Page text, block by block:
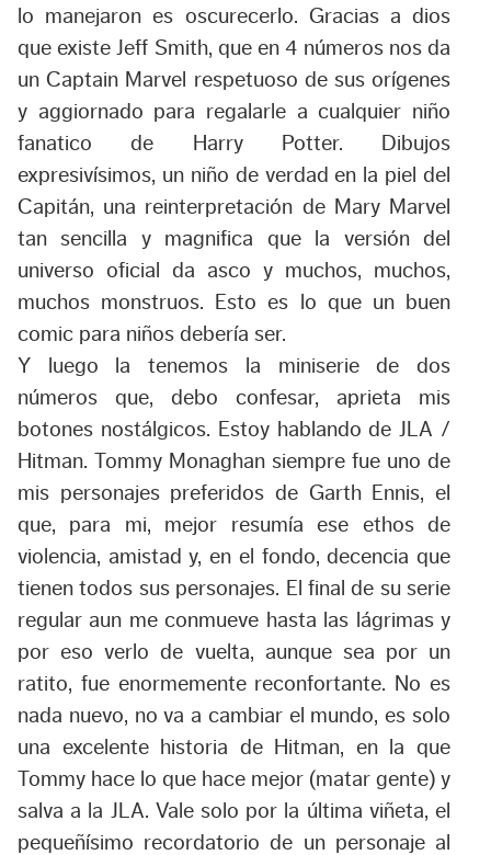
lo manejaron es oscurecerlo. Gracias a dios
que existe Jeff Smith, que en 4 números nos da
un Captain Marvel respetuoso de sus orígenes
y aggiornado para regalarle a cualquier niño
fanatico de Harry Potter. Dibujos
expresivísimos, un niño de verdad en la piel del
Capitán, una reinterpretación de Mary Marvel
tan sencilla y magnifica que la versión del
universo oficial da asco y muchos, muchos,
muchos monstruos. Esto es lo que un buen
comic para niños debería ser.
Y luego la tenemos la miniserie de dos
números que, debo confesar, aprieta mis
botones nostálgicos. Estoy hablando de JLA /
Hitman. Tommy Monaghan siempre fue uno de
mis personajes preferidos de Garth Ennis, el
que, para mi, mejor resumía ese ethos de
violencia, amistad y, en el fondo, decencia que
tienen todos sus personajes. El final de su serie
regular aun me conmueve hasta las lágrimas y
por eso verlo de vuelta, aunque sea por un
ratito, fue enormemente reconfortante. No es
nada nuevo, no va a cambiar el mundo, es solo
una excelente historia de Hitman, en la que
Tommy hace lo que hace mejor (matar gente) y
salva a la JLA. Vale solo por la última viñeta, el
pequeñísimo recordatorio de un personaje al